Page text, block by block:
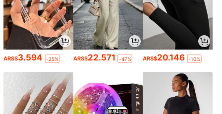
ARS$3.594 -25% ARS$22.571 -47% ARS$20.146 -10%